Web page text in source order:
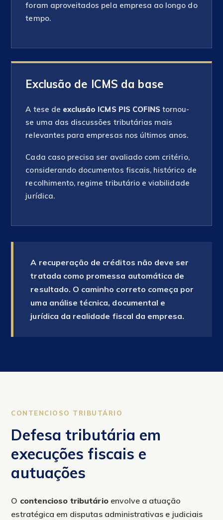
foram aproveitados pela empresa ao longo do
tempo.
Exclusão de ICMS da base
A tese de exclusão ICMS PIS COFINS tornou-
se uma das discussões tributárias mais
relevantes para empresas nos últimos anos.
Cada caso precisa ser avaliado com critério,
considerando documentos fiscais, histórico de
recolhimento, regime tributário e viabilidade
jurídica.
A recuperação de créditos não deve ser
tratada como promessa automática de
resultado. O caminho correto começa por
uma análise técnica, documental e
jurídica da realidade fiscal da empresa.
CONTENCIOSO TRIBUTÁRIO
Defesa tributária em
execuções fiscais e
autuações
O contencioso tributárioenvolve a atuação
estratégica em disputas administrativas e judiciais